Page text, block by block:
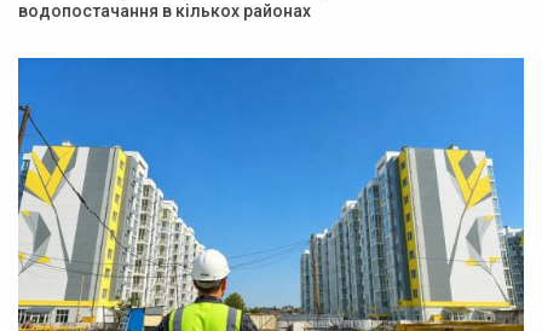
водопостачання в кількох районах